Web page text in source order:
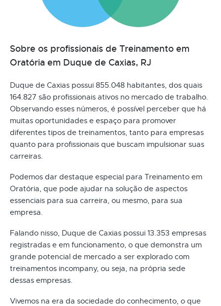
Sobre os profissionais de Treinamento em
Oratória em Duque de Caxias, RJ
Duque de Caxias possui 855.048 habitantes, dos quais
164.827 são profissionais ativos no mercado de trabalho.
Observando esses números, é possível perceber que há
muitas oportunidades e espaço para promover
diferentes tipos de treinamentos, tanto para empresas
quanto para profissionais que buscam impulsionar suas
carreiras.
Podemos dar destaque especial para Treinamento em
Oratória, que pode ajudar na solução de aspectos
essenciais para sua carreira, ou mesmo, para sua
empresa.
Falando nisso, Duque de Caxias possui 13.353 empresas
registradas e em funcionamento, o que demonstra um
grande potencial de mercado a ser explorado com
treinamentos incompany, ou seja, na própria sede
dessas empresas.
Vivemos na era da sociedade do conhecimento, o que